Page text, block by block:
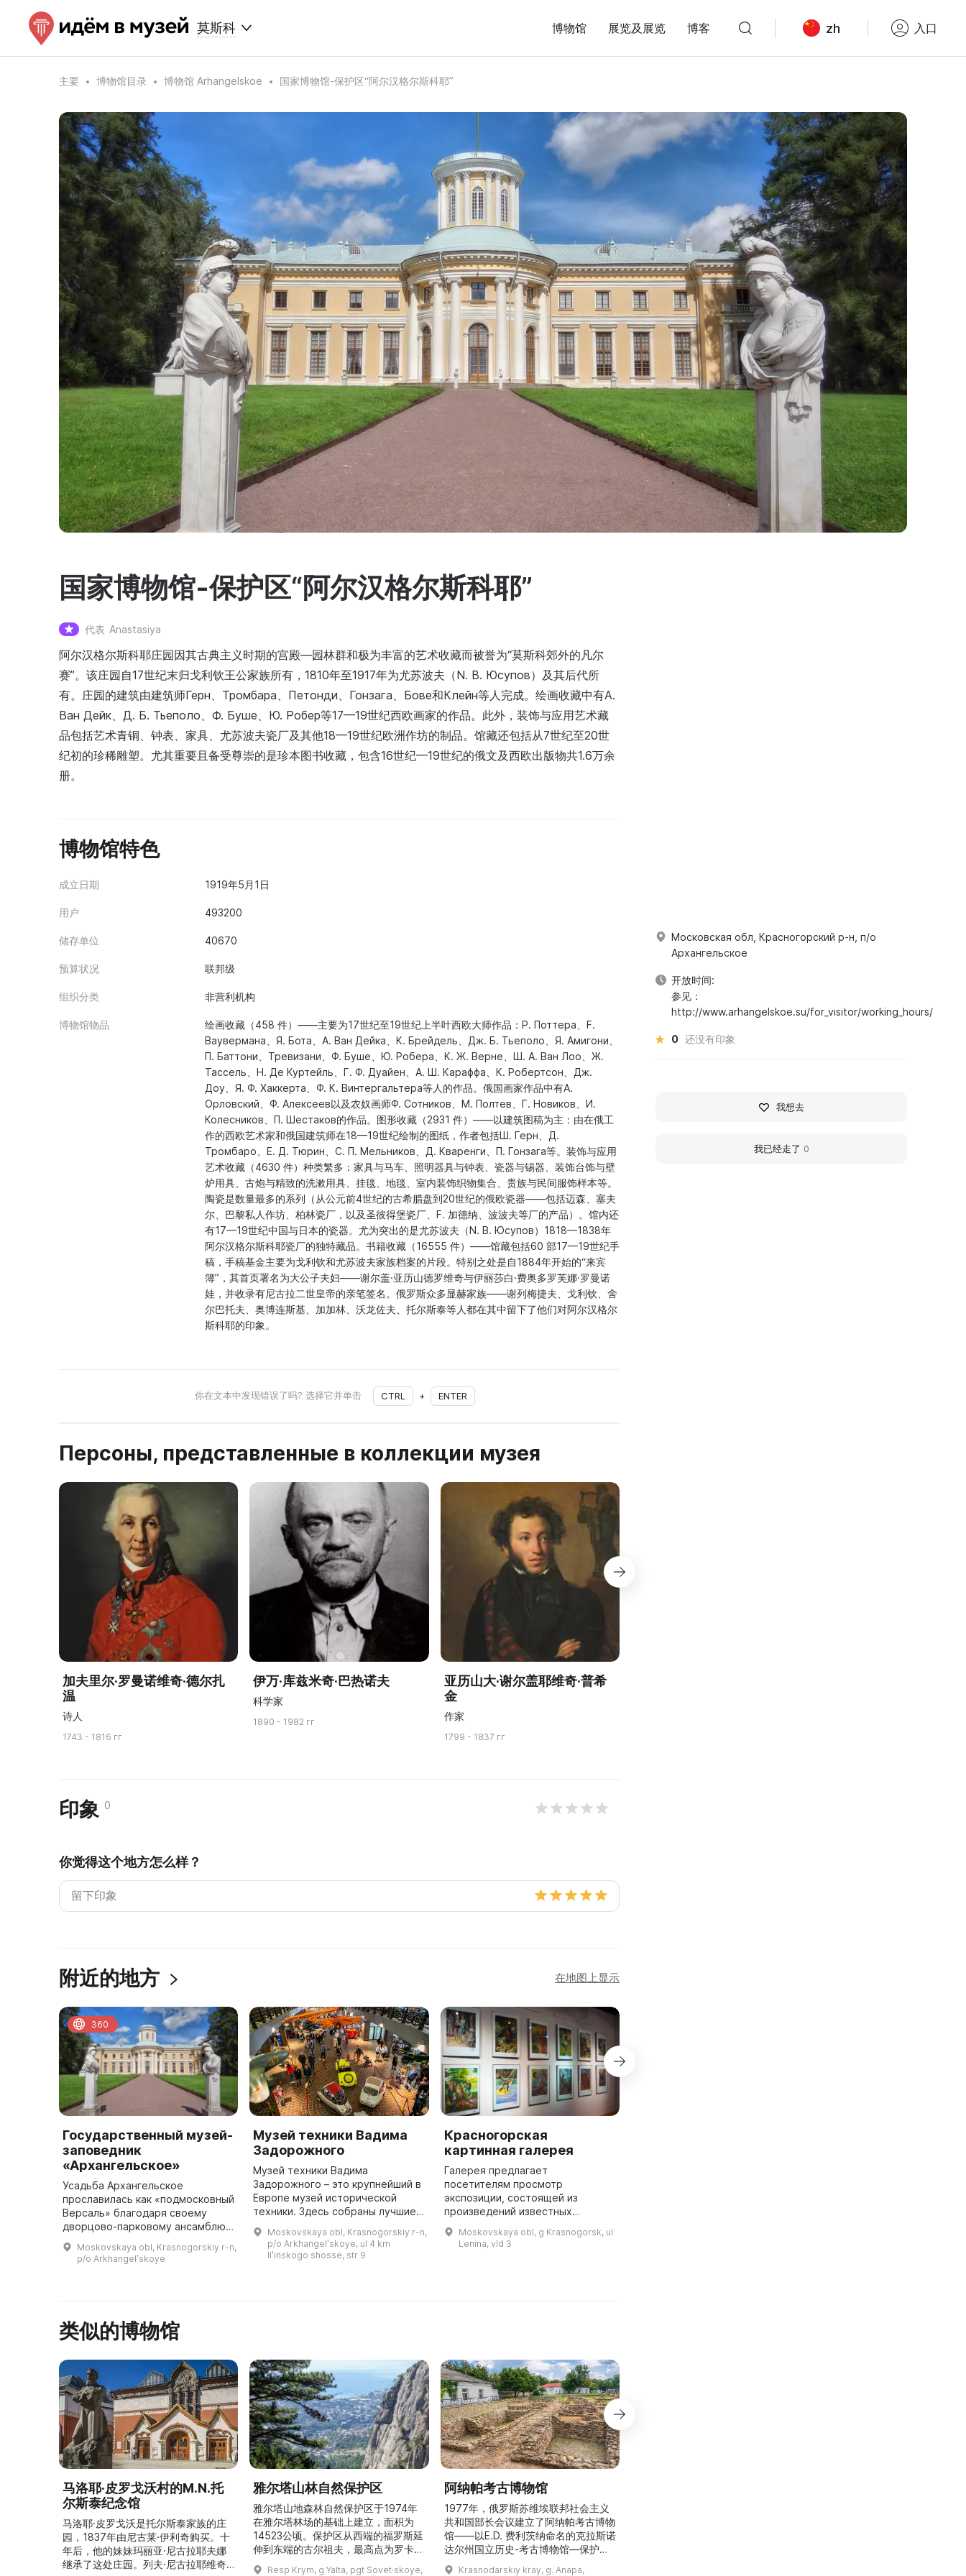
莫斯科 博物馆 展览及展览 博客 zh 入口
主要 博物馆目录 博物馆 Arhangelskoe 国家博物馆-保护区“阿尔汉格尔斯科耶”
国家博物馆-保护区“阿尔汉格尔斯科耶”
代表 Anastasiya
阿尔汉格尔斯科耶庄园因其古典主义时期的宫殿—园林群和极为丰富的艺术收藏而被誉为“莫斯科郊外的凡尔
赛”。该庄园自17世纪末归戈利钦王公家族所有，1810年至1917年为尤苏波夫（N. B. Юсупов）及其后代所
有。庄园的建筑由建筑师Герн、Тромбара、Петонди、Гонзага、Бове和Клейн等人完成。绘画收藏中有A.
Ван Дейк、Д. Б. Тьеполо、Ф. Буше、Ю. Робер等17—19世纪西欧画家的作品。此外，装饰与应用艺术藏
品包括艺术青铜、钟表、家具、尤苏波夫瓷厂及其他18—19世纪欧洲作坊的制品。馆藏还包括从7世纪至20世
纪初的珍稀雕塑。尤其重要且备受尊崇的是珍本图书收藏，包含16世纪—19世纪的俄文及西欧出版物共1.6万余
册。
博物馆特色
成立日期 1919年5月1日
用户 493200
储存单位 40670
预算状况 联邦级
组织分类 非营利机构
博物馆物品
绘画收藏（458 件）——主要为17世纪至19世纪上半叶西欧大师作品：P. Поттерa、F.
Вауверманa、Я. Ботa、А. Ван Дейка、К. Брейдель、Дж. Б. Тьеполо、Я. Амигони、
П. Баттони、Тревизани、Ф. Буше、Ю. Робера、К. Ж. Верне、Ш. А. Ван Лоо、Ж.
Тассель、Н. Де Куртейль、Г. Ф. Дуайен、А. Ш. Караффа、К. Робертсон、Дж.
Доу、Я. Ф. Хаккерта、Ф. К. Винтергальтера等人的作品。俄国画家作品中有А.
Орловский、Ф. Алексеев以及农奴画师Ф. Сотников、М. Полтев、Г. Новиков、И.
Колесников、П. Шестаков的作品。图形收藏（2931 件）——以建筑图稿为主：由在俄工
作的西欧艺术家和俄国建筑师在18—19世纪绘制的图纸，作者包括Ш. Герн、Д.
Тромбаро、Е. Д. Тюрин、С. П. Мельников、Д. Кваренги、П. Гонзага等。装饰与应用
艺术收藏（4630 件）种类繁多：家具与马车、照明器具与钟表、瓷器与锡器、装饰台饰与壁
炉用具、古炮与精致的洗漱用具、挂毯、地毯、室内装饰织物集合、贵族与民间服饰样本等。
陶瓷是数量最多的系列（从公元前4世纪的古希腊盘到20世纪的俄欧瓷器——包括迈森、塞夫
尔、巴黎私人作坊、柏林瓷厂，以及圣彼得堡瓷厂、F. 加德纳、波波夫等厂的产品）。馆内还
有17—19世纪中国与日本的瓷器。尤为突出的是尤苏波夫（N. B. Юсупов）1818—1838年
阿尔汉格尔斯科耶瓷厂的独特藏品。书籍收藏（16555 件）——馆藏包括60 部17—19世纪手
稿，手稿基金主要为戈利钦和尤苏波夫家族档案的片段。特别之处是自1884年开始的“来宾
簿”，其首页署名为大公子夫妇——谢尔盖·亚历山德罗维奇与伊丽莎白·费奥多罗芙娜·罗曼诺
娃，并收录有尼古拉二世皇帝的亲笔签名。俄罗斯众多显赫家族——谢列梅捷夫、戈利钦、舍
尔巴托夫、奥博连斯基、加加林、沃龙佐夫、托尔斯泰等人都在其中留下了他们对阿尔汉格尔
斯科耶的印象。
你在文本中发现错误了吗? 选择它并单击 CTRL + ENTER
Персоны, представленные в коллекции музея
加夫里尔·罗曼诺维奇·德尔扎
温
诗人
1743 - 1816 гг
伊万·库兹米奇·巴热诺夫
科学家
1890 - 1982 гг
亚历山大·谢尔盖耶维奇·普希
金
作家
1799 - 1837 гг
印象 0
你觉得这个地方怎么样？
附近的地方 在地图上显示
Государственный музей-
заповедник
«Архангельское»
Усадьба Архангельское
прославилась как «подмосковный
Версаль» благодаря своему
дворцово-парковому ансамблю
эпохи классицизма и богатейшим
художественным коллекциям.
Она принадлежала князьям
Moskovskaya obl, Krasnogorskiy r-n,
p/o Arkhangelʹskoye
360
Музей техники Вадима
Задорожного
Музей техники Вадима
Задорожного – это крупнейший в
Европе музей исторической
техники. Здесь собраны лучшие
раритетные экспонаты прошлого
столетия: боевая техника,
оружие, редкие образцы
Moskovskaya obl, Krasnogorskiy r-n,
p/o Arkhangelʹskoye, ul 4 km
Ilʹinskogo shosse, str 9
Красногорская
картинная галерея
Галерея предлагает
посетителям просмотр
экспозиции, состоящей из
произведений известных
российских и зарубежных
художников. В настоящее время
здесь можно увидеть работы А.
Moskovskaya obl, g Krasnogorsk, ul
Lenina, vld 3
类似的博物馆
马洛耶·皮罗戈沃村的M.N.托
尔斯泰纪念馆
马洛耶·皮罗戈沃是托尔斯泰家族的庄
园，1837年由尼古莱·伊利奇购买。十
年后，他的妹妹玛丽亚·尼古拉耶夫娜
继承了这处庄园。列夫·尼古拉耶维奇
雅尔塔山林自然保护区
雅尔塔山地森林自然保护区于1974年
在雅尔塔林场的基础上建立，面积为
14523公顷。保护区从西端的福罗斯延
伸到东端的古尔祖夫，最高点为罗卡山
（海拔1349米）。保护区以针叶林和
Resp Krym, g Yalta, pgt Sovet·skoye,
阿纳帕考古博物馆
1977年，俄罗斯苏维埃联邦社会主义
共和国部长会议建立了阿纳帕考古博物
馆——以E.D. 费利茨纳命名的克拉斯诺
达尔州国立历史-考古博物馆—保护区
的分馆。它展示了希腊文明的独特遗
Krasnodarskiy kray, g. Anapa,
Московская обл, Красногорский р-н, п/о
Архангельское
开放时间:
参见：
http://www.arhangelskoe.su/for_visitor/working_hours/
0 还没有印象
我想去
我已经走了 0